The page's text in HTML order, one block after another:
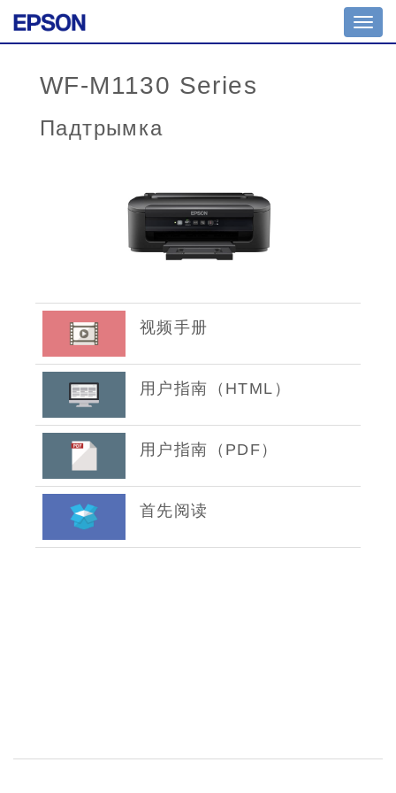
WF-M1130 Series
Падтрымка